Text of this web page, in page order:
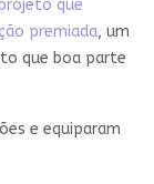
que
premiada, um
que boa parte
e equiparam